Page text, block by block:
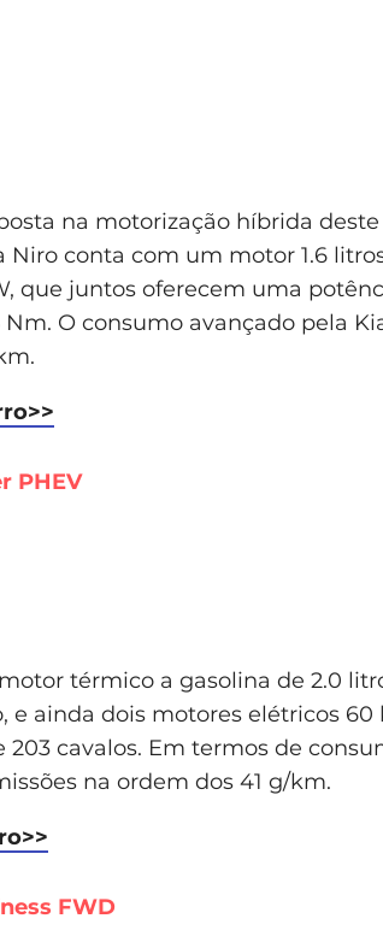
na motorização híbrida
Niro conta com um motor 1.6
que juntos oferecem uma
O consumo avançado pela
PHEV
térmico a gasolina de 2.0
e ainda dois motores elétricos 60
cavalos. Em termos de
na ordem dos 41 g/km.
FWD